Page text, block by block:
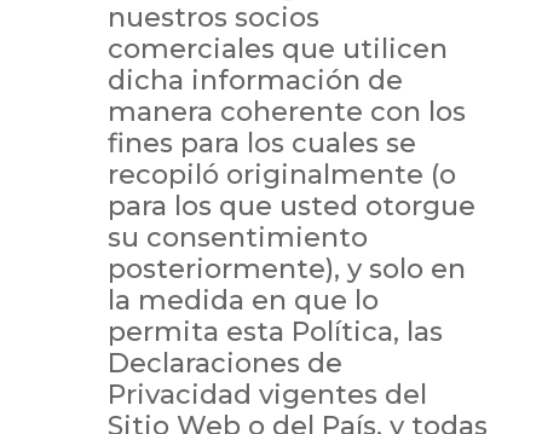
nuestros socios
comerciales que utilicen
dicha información de
manera coherente con los
fines para los cuales se
recopiló originalmente (o
para los que usted otorgue
su consentimiento
posteriormente), y solo en
la medida en que lo
permita esta Política, las
Declaraciones de
Privacidad vigentes del
Sitio Web o del País, y todas